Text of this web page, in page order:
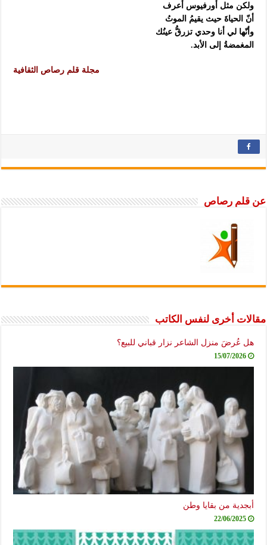
ولكن مثل أورفيوس أعرف
أنّ الحياةَ حيث يقيمُ الموتُ
وأنّها لي أنا وحدي تزرقُّ عينُك
المغمضةُ إلى الأبد.
مجلة قلم رصاص الثقافية
عن قلم رصاص
مقالات أخرى لنفس الكاتب
هل عُرضَ منزل الشاعر نزار قباني للبيع؟
15/07/2026
أبجدية من بقايا وطن
22/06/2025